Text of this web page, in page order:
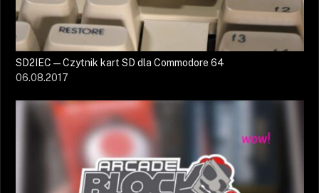
SD2IEC — Czytnik kart SD dla Commodore 64
06.08.2017